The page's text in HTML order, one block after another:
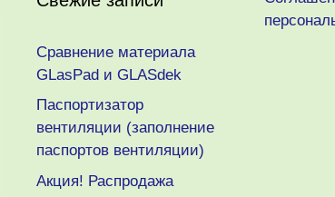
Сравнение материала
GLasPad и GLASdek
Паспортизатор
вентиляции (заполнение
паспортов вентиляции)
Акция! Распродажа